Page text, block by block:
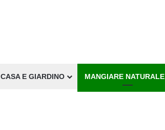
CASA E GIARDINO MANGIARE NATURALE